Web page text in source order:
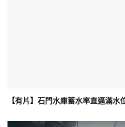
【有片】石門水庫蓄水率直逼滿